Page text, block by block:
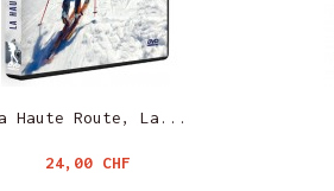
Haute Route, La...
Prix
24,00 CHF